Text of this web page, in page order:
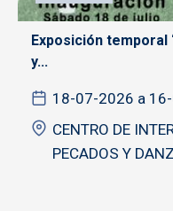
Exposición temporal
y...
18-07-2026 a
CENTRO DE
PECADOS Y